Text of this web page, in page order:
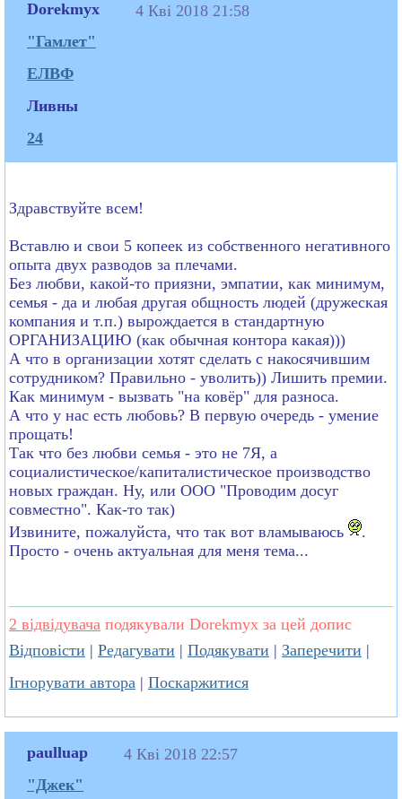
Dorekmyx
"Гамлет"
ЕЛВФ
Ливны
24
4 Кві 2018 21:58
Здравствуйте всем!
Вставлю и свои 5 копеек из собственного негативного
опыта двух разводов за плечами.
Без любви, какой-то приязни, эмпатии, как минимум,
семья - да и любая другая общность людей (дружеская
компания и т.п.) вырождается в стандартную
ОРГАНИЗАЦИЮ (как обычная контора какая)))
А что в организации хотят сделать с накосячившим
сотрудником? Правильно - уволить)) Лишить премии.
Как минимум - вызвать "на ковёр" для разноса.
А что у нас есть любовь? В первую очередь - умение
прощать!
Так что без любви семья - это не 7Я, а
социалистическое/капиталистическое производство
новых граждан. Ну, или ООО "Проводим досуг
совместно". Как-то так)
Извините, пожалуйста, что так вот вламываюсь
.
Просто - очень актуальная для меня тема...
2 відвідувача подякували Dorekmyx за цей допис
Відповісти | Редагувати | Подякувати | Заперечити |
Ігнорувати автора | Поскаржитися
paulluap
"Джек"
4 Кві 2018 22:57